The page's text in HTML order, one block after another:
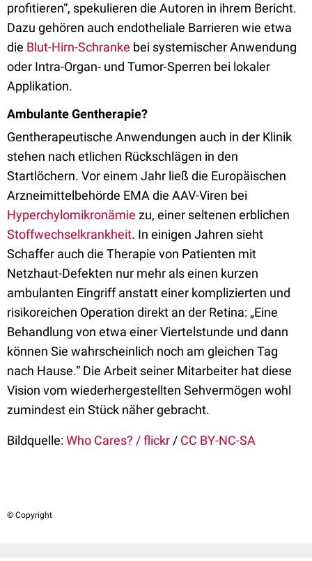
profitieren“, spekulieren die Autoren in ihrem Bericht.
Dazu gehören auch endotheliale Barrieren wie etwa
die Blut-Hirn-Schranke bei systemischer Anwendung
oder Intra-Organ- und Tumor-Sperren bei lokaler
Applikation.
Ambulante Gentherapie?
Gentherapeutische Anwendungen auch in der Klinik
stehen nach etlichen Rückschlägen in den
Startlöchern. Vor einem Jahr ließ die Europäischen
Arzneimittelbehörde EMA die AAV-Viren bei
Hyperchylomikronämie zu, einer seltenen erblichen
Stoffwechselkrankheit. In einigen Jahren sieht
Schaffer auch die Therapie von Patienten mit
Netzhaut-Defekten nur mehr als einen kurzen
ambulanten Eingriff anstatt einer komplizierten und
risikoreichen Operation direkt an der Retina: „Eine
Behandlung von etwa einer Viertelstunde und dann
können Sie wahrscheinlich noch am gleichen Tag
nach Hause.“ Die Arbeit seiner Mitarbeiter hat diese
Vision vom wiederhergestellten Sehvermögen wohl
zumindest ein Stück näher gebracht.
Bildquelle:Who Cares? / flickr / CC BY-NC-SA
© Copyright